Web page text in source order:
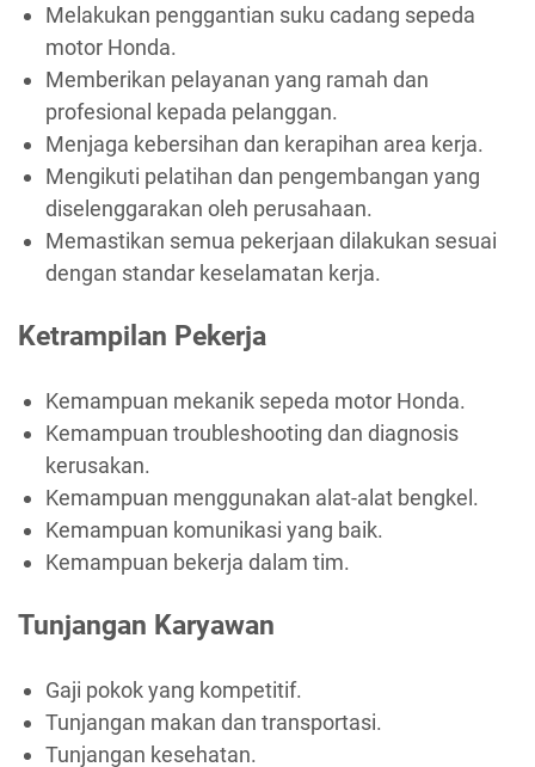
Melakukan penggantian suku cadang sepeda
motor Honda.
Memberikan pelayanan yang ramah dan
profesional kepada pelanggan.
Menjaga kebersihan dan kerapihan area kerja.
Mengikuti pelatihan dan pengembangan yang
diselenggarakan oleh perusahaan.
Memastikan semua pekerjaan dilakukan sesuai
dengan standar keselamatan kerja.
Ketrampilan Pekerja
Kemampuan mekanik sepeda motor Honda.
Kemampuan troubleshooting dan diagnosis
kerusakan.
Kemampuan menggunakan alat-alat bengkel.
Kemampuan komunikasi yang baik.
Kemampuan bekerja dalam tim.
Tunjangan Karyawan
Gaji pokok yang kompetitif.
Tunjangan makan dan transportasi.
Tunjangan kesehatan.